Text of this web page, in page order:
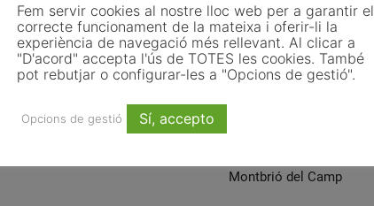
Email WhatsApp
Montbrió del Camp
Fem servir cookies al nostre lloc web per a garantir el
correcte funcionament de la mateixa i oferir-li la
experiència de navegació més rellevant. Al clicar a
"D'acord" accepta l'ús de TOTES les cookies. També
pot rebutjar o configurar-les a "Opcions de gestió".
Opcions de gestió Sí, accepto